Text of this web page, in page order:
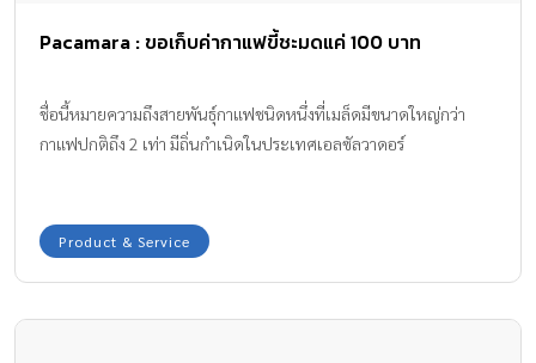
Pacamara : ขอเก็บค่ากาแฟขี้ชะมดแค่ 100 บาท
ชื่อนี้หมายความถึงสายพันธุ์กาแฟชนิดหนึ่งที่เมล็ดมีขนาดใหญ่กว่า
กาแฟปกติถึง 2 เท่า มีถิ่นกำเนิดในประเทศเอลซัลวาดอร์
Product & Service